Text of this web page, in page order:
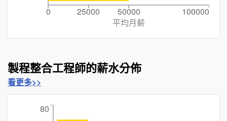
0 25000 50000
100000
平均月薪
製程整合工程師的薪水分佈
看更多>>
80